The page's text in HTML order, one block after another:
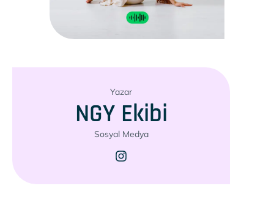
Yazar
NGY Ekibi
Sosyal Medya